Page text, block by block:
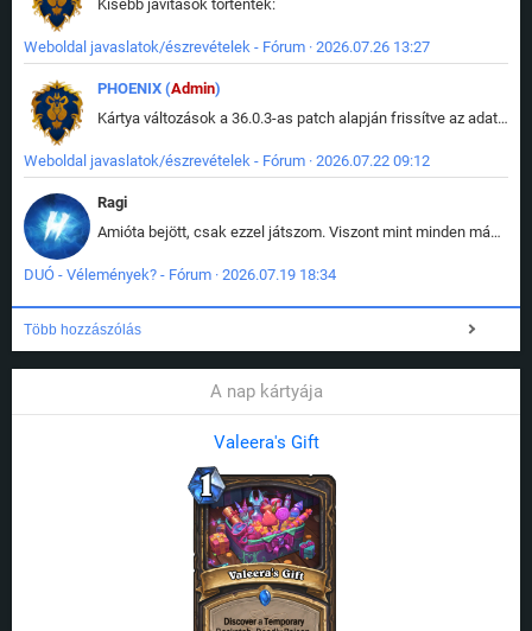
Kisebb javítások történtek:
Weboldal javaslatok/észrevételek - Fórum · 2026.07.26 13:27
PHOENIX (Admin)
Kártya változások a 36.0.3-as patch alapján frissítve az adatbázisban (képek is cserélve).
Weboldal javaslatok/észrevételek - Fórum · 2026.07.22 09:12
Ragi
Amióta bejött, csak ezzel játszom. Viszont mint minden más - akár az alapjáték is, ez is baromira összetett lett. Néha már pár kör után is esélytelen az egész. Vagy irreállisan túltápol valaki, vagy lelép a partner, vagy csak hülye mint a segg. És amikor eljönne az én időm, na akkor jön el mindenki másé is. Engem jobban érdekelne, hogy ki milyen ratingen szokott játszani. Na ez lenne egy érdekes adat.
DUÓ - Vélemények? - Fórum · 2026.07.19 18:34
Több hozzászólás
A nap kártyája
Valeera's Gift